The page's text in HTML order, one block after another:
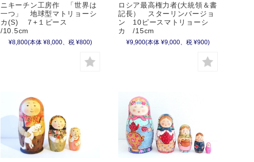
ニキーチン工房作 「世界は
一つ」 地球型マトリョーシ
カ(S) ７+１ピース
/10.5cm
¥8,800(本体 ¥8,000、税 ¥800)
ロシア最高権力者(大統領＆書
記長） スターリンバージョ
ン 10ピースマトリョーシ
カ /15cm
¥9,900(本体 ¥9,000、税 ¥900)